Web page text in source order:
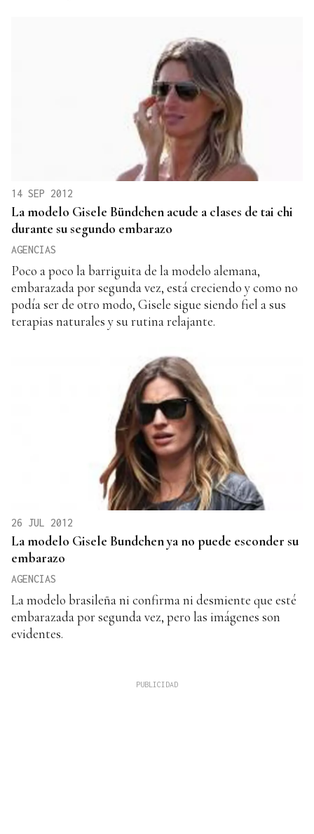
14 SEP 2012
La modelo Gisele Bündchen acude a clases de tai chi
durante su segundo embarazo
AGENCIAS
Poco a poco la barriguita de la modelo alemana,
embarazada por segunda vez, está creciendo y como no
podía ser de otro modo, Gisele sigue siendo fiel a sus
terapias naturales y su rutina relajante.
26 JUL 2012
La modelo Gisele Bundchen ya no puede esconder su
embarazo
AGENCIAS
La modelo brasileña ni confirma ni desmiente que esté
embarazada por segunda vez, pero las imágenes son
evidentes.